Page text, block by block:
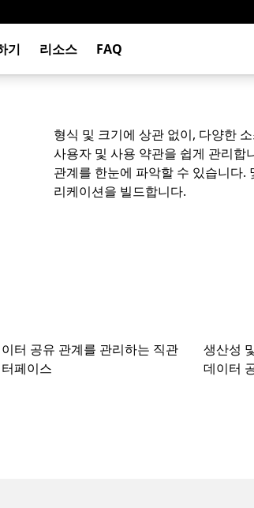
기 리소스 FAQ
형식 및 크기에 상관 없이, 다양한
사용자 및 사용 약관을 쉽게 관리
관계를 한눈에 파악할 수 있습니다.
리케이션을 빌드합니다.
터 공유 관계를 관리하는 직관
페이스
생산성
데이터